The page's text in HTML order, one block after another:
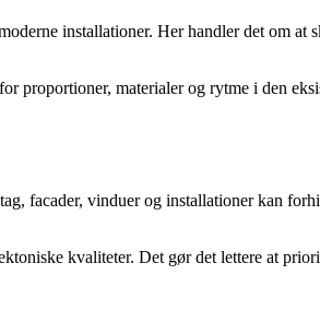
installationer. Her handler det om
materialer og rytme i den
facader, vinduer og installationer kan
kvaliteter. Det gør det lettere at